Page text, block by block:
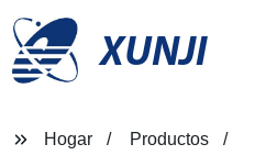
XUNJI
Hogar
Productos